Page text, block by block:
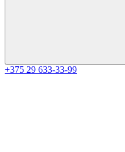
+375 29 633-33-99